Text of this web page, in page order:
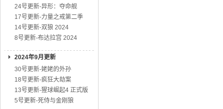
24号更新-异形：夺命舰
17号更新-力量之戒第二季
14号更新-双狼 2024
8号更新-布达拉宫 2024
2024年9月更新
30号更新-姥姥的外孙
18号更新-疯狂大劫案
13号更新-猩球崛起4 正式版
5号更新-死侍与金刚狼